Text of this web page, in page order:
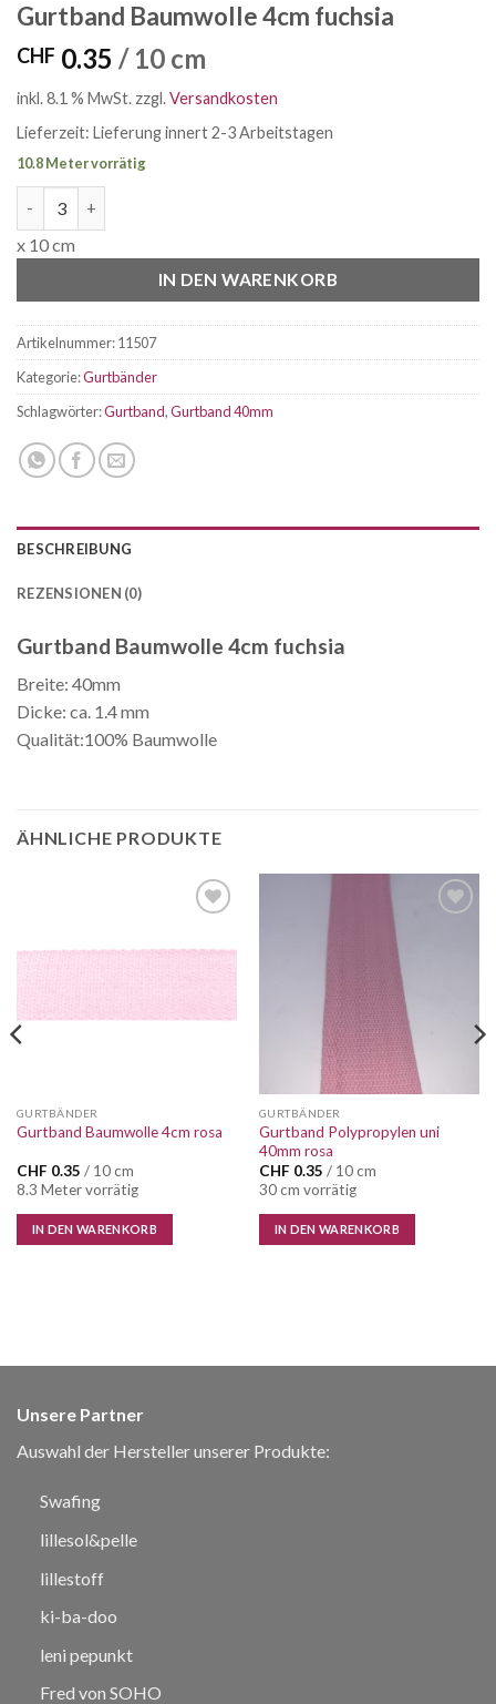
Gurtband Baumwolle 4cm fuchsia
CHF 0.35 / 10 cm
inkl. 8.1 % MwSt. zzgl.Versandkosten
Lieferzeit: Lieferung innert 2-3 Arbeitstagen
10.8 Meter vorrätig
x 10 cm
IN DEN WARENKORB
Artikelnummer:11507
Kategorie:Gurtbänder
Schlagwörter:Gurtband,Gurtband 40mm
BESCHREIBUNG
REZENSIONEN (0)
Gurtband Baumwolle 4cm fuchsia
Breite: 40mm
Dicke: ca. 1.4 mm
Qualität:100% Baumwolle
ÄHNLICHE PRODUKTE
GURTBÄNDER
Gurtband Baumwolle 4cm rosa
CHF 0.35 / 10 cm
8.3 Meter vorrätig
IN DEN WARENKORB
Wunschliste
GURTBÄNDER
Gurtband Polypropylen uni
40mm rosa
CHF 0.35 / 10 cm
30 cm vorrätig
IN DEN WARENKORB
Unsere Partner
Auswahl der Hersteller unserer Produkte:
Swafing
lillesol&pelle
lillestoff
ki-ba-doo
leni pepunkt
Fred von SOHO